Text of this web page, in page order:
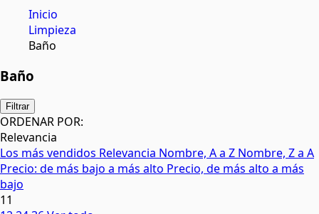
Inicio
Limpieza
Baño
Baño
Filtrar
ORDENAR POR:
Relevancia
Los más vendidos Relevancia Nombre, A a Z Nombre, Z a A
Precio: de más bajo a más alto Precio, de más alto a más
bajo
11